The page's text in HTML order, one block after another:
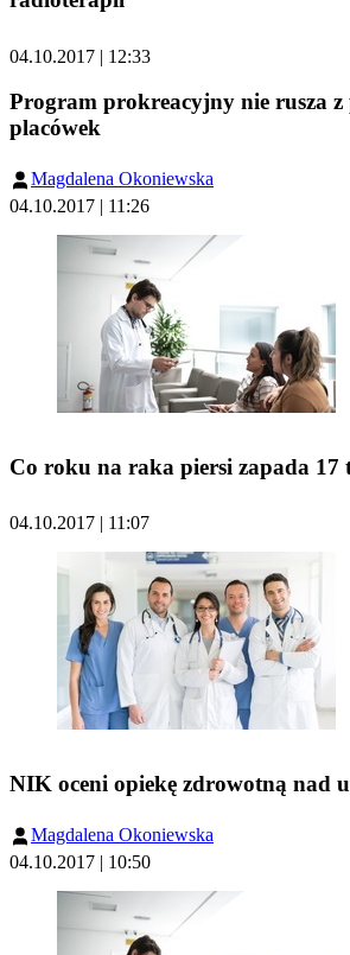
04.10.2017 | 12:33
Program prokreacyjny nie rusza
placówek
Magdalena Okoniewska
04.10.2017 | 11:26
Co roku na raka piersi zapada 17
04.10.2017 | 11:07
NIK oceni opiekę zdrowotną nad
Magdalena Okoniewska
04.10.2017 | 10:50